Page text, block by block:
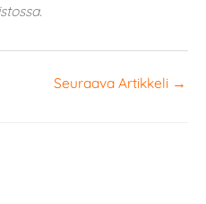
Seuraava Artikkeli →